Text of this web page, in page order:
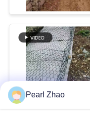
Pearl Zhao